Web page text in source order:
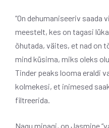
“On dehumaniseeriv saada
meestelt, kes on tagasi
õhutada, väites, et nad on
mind küsima, miks oleks
Tinder peaks looma eraldi
kolmekesi, et inimesed
filtreerida.
Nagu minagi, on Jasmine